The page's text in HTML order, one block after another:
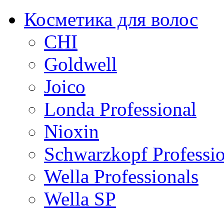
Косметика для волос
CHI
Goldwell
Joico
Londa Professional
Nioxin
Schwarzkopf
Wella Professionals
Wella SP